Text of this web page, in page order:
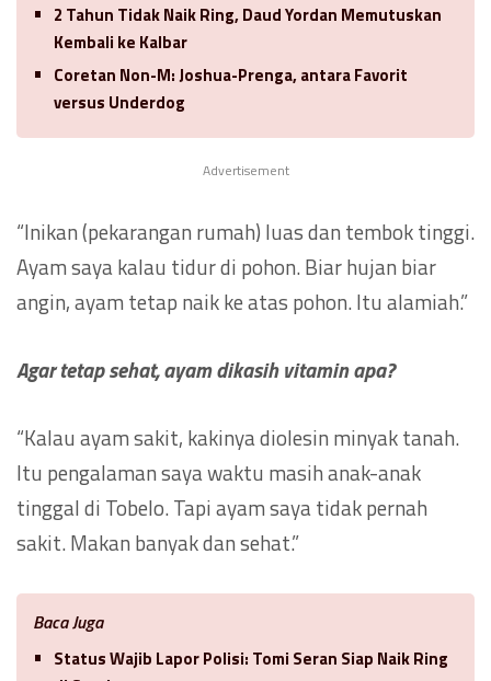
2 Tahun Tidak Naik Ring, Daud Yordan Memutuskan
Kembali ke Kalbar
Coretan Non-M: Joshua-Prenga, antara Favorit
versus Underdog
Advertisement
“Inikan (pekarangan rumah) luas dan tembok tinggi.
Ayam saya kalau tidur di pohon. Biar hujan biar
angin, ayam tetap naik ke atas pohon. Itu alamiah.”
Agar tetap sehat, ayam dikasih vitamin apa?
“Kalau ayam sakit, kakinya diolesin minyak tanah.
Itu pengalaman saya waktu masih anak-anak
tinggal di Tobelo. Tapi ayam saya tidak pernah
sakit. Makan banyak dan sehat.”
Baca Juga
Status Wajib Lapor Polisi: Tomi Seran Siap Naik Ring